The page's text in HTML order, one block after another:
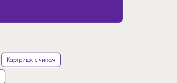
Картридж с чипом